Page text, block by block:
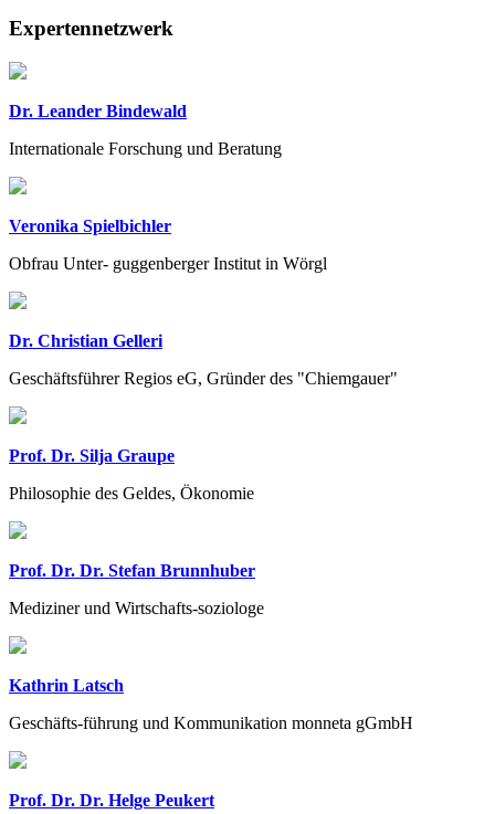
Expertennetzwerk
Dr. Leander Bindewald
Internationale Forschung und Beratung
Veronika Spielbichler
Obfrau Unter- guggenberger Institut in Wörgl
Dr. Christian Gelleri
Geschäftsführer Regios eG, Gründer des "Chiemgauer"
Prof. Dr. Silja Graupe
Philosophie des Geldes, Ökonomie
Prof. Dr. Dr. Stefan Brunnhuber
Mediziner und Wirtschafts-soziologe
Kathrin Latsch
Geschäfts-führung und Kommunikation monneta gGmbH
Prof. Dr. Dr. Helge Peukert